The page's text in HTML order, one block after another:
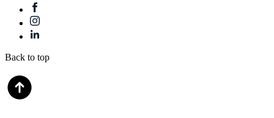
Back to top